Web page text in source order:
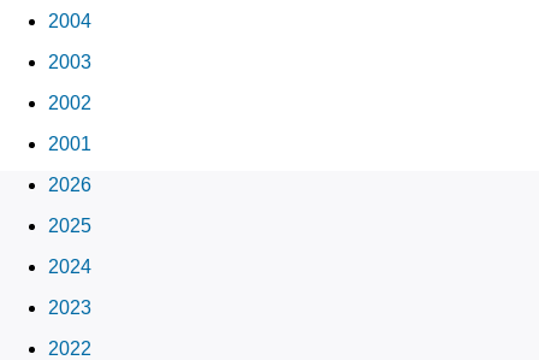
2004
2003
2002
2001
2026
2025
2024
2023
2022